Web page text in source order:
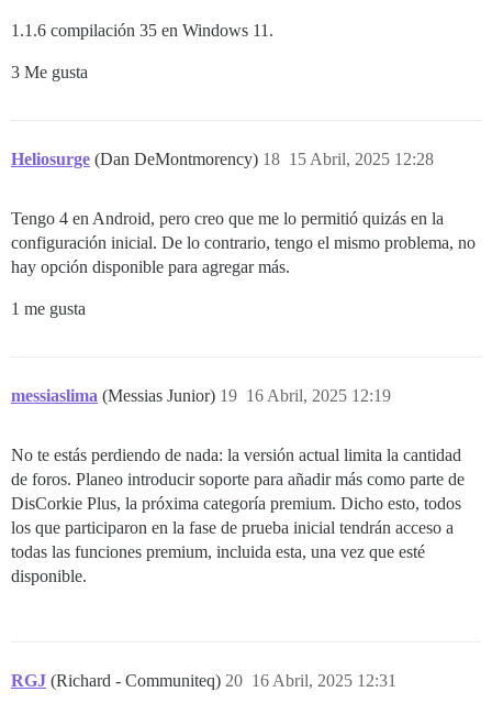
1.1.6 compilación 35 en Windows 11.
3 Me gusta
Heliosurge (Dan DeMontmorency) 15 Abril, 2025 12:28
18
Tengo 4 en Android, pero creo que me lo permitió quizás en la
configuración inicial. De lo contrario, tengo el mismo problema, no
hay opción disponible para agregar más.
1 me gusta
messiaslima (Messias Junior) 16 Abril, 2025 12:19
19
No te estás perdiendo de nada: la versión actual limita la cantidad
de foros. Planeo introducir soporte para añadir más como parte de
DisCorkie Plus, la próxima categoría premium. Dicho esto, todos
los que participaron en la fase de prueba inicial tendrán acceso a
todas las funciones premium, incluida esta, una vez que esté
disponible.
RGJ (Richard - Communiteq) 16 Abril, 2025 12:31
20